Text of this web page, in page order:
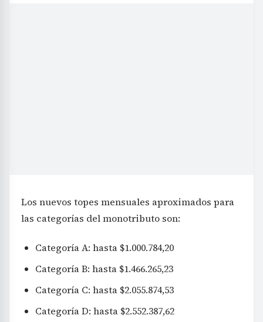
Los nuevos topes mensuales aproximados para
las categorías del monotributo son:
Categoría A: hasta $1.000.784,20
Categoría B: hasta $1.466.265,23
Categoría C: hasta $2.055.874,53
Categoría D: hasta $2.552.387,62